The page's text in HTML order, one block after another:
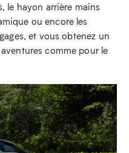
le hayon arrière mains
ou encore les
et vous obtenez un
comme pour le